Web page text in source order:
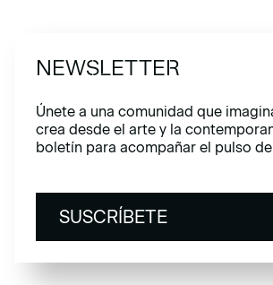
NEWSLETTER
Únete a una comunidad que
crea desde el arte y la
boletín para acompañar el pulso
SUSCRÍBETE
SUSCRÍBETE